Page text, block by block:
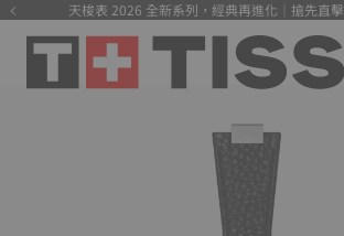
天梭表 2026 全新系列，經典再進化｜搶先直擊